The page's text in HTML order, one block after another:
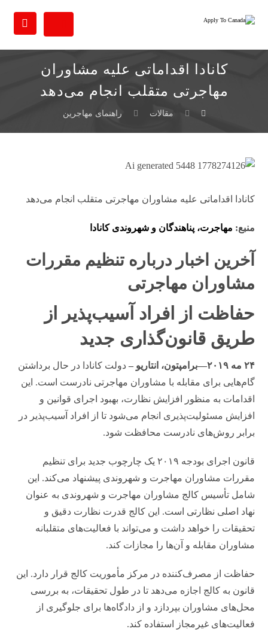
کانادا اقداماتی علیه مشاوران
مهاجرتی متقلب انجام می‌دهد
مقالات راهنمای مهاجرین
کانادا اقداماتی علیه مشاوران مهاجرتی متقلب انجام می‌دهد
منبع: مهاجرت، پناهندگان و شهروندی کانادا
آخرین اخبار درباره تنظیم مقررات
مشاوران مهاجرتی
حفاظت از افراد آسیب‌پذیر از
طریق قانون‌گذاری جدید
۲۴ مه ۲۰۱۹—برامپتون، انتاریو –
دولت کانادا در حال برداشتن
گام‌هایی برای مقابله با مشاوران مهاجرتی نادرست است. این
اقدامات به منظور افزایش نظارت، بهبود اجرای قوانین و
افزایش مسئولیت‌پذیری انجام می‌شود تا از افراد آسیب‌پذیر در
برابر روش‌های نادرست محافظت شود.
قانون اجرای بودجه ۲۰۱۹ یک چارچوب جدید برای تنظیم
مقررات مشاوران مهاجرت و شهروندی پیشنهاد می‌کند. این
شامل تأسیس کالج مشاوران مهاجرت و شهروندی به عنوان
نهاد اصلی نظارتی است. این کالج قدرت نظارت دقیق و
تحقیقات را خواهد داشت و می‌تواند با فعالیت‌های متقلبانه
مشاوران مقابله و آن‌ها را مجازات کند.
حفاظت از مصرف‌کننده در مرکز مأموریت کالج قرار دارد. این
قانون به کالج اجازه می‌دهد تا در طول تحقیقات، به بررسی
محل‌های مشاوران بپردازد و از دادگاه‌ها برای جلوگیری از
فعالیت‌های غیرمجاز استفاده کند.